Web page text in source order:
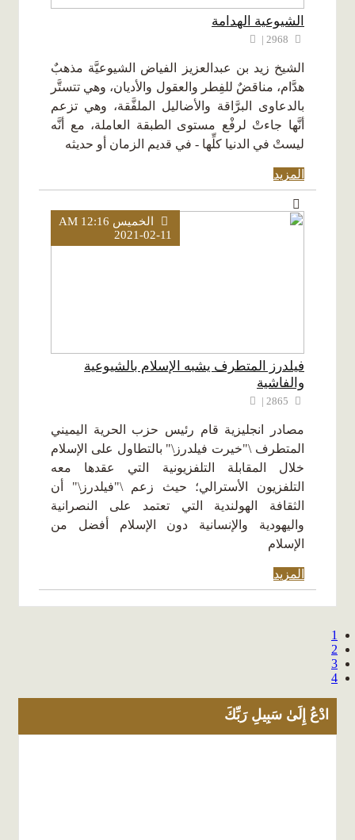
الشيوعية الهدامة
الشيخ زيد بن عبدالعزيز الفياض الشيوعيَّة مذهبٌ
هدَّام، مناقضٌ للفِطر والعقول والأديان، وهي تتستَّر
بالدعاوى البرَّاقة والأضاليل الملفَّقة، وهي تزعم
أنَّها جاءتْ لرفْع مستوى الطبقة العاملة، مع أنَّه
ليستْ في الدنيا كلِّها - في قديم الزمان أو حديثه
المزيد
الخميس AM 12:16
2021-02-11
فيلدرز المتطرف يشبه الإسلام بالشيوعية
والفاشية
مصادر انجليزية قام رئيس حزب الحرية اليميني
المتطرف \"خيرت فيلدرز\" بالتطاول على الإسلام
خلال المقابلة التلفزيونية التي عقدها معه
التلفزيون الأسترالي؛ حيث زعم \"فيلدرز\" أن
الثقافة الهولندية التي تعتمد على النصرانية
واليهودية والإنسانية دون الإسلام أفضل من
الإسلام
المزيد
1
2
3
4
ادْعُ إِلَىٰ سَبِيلِ رَبِّكَ